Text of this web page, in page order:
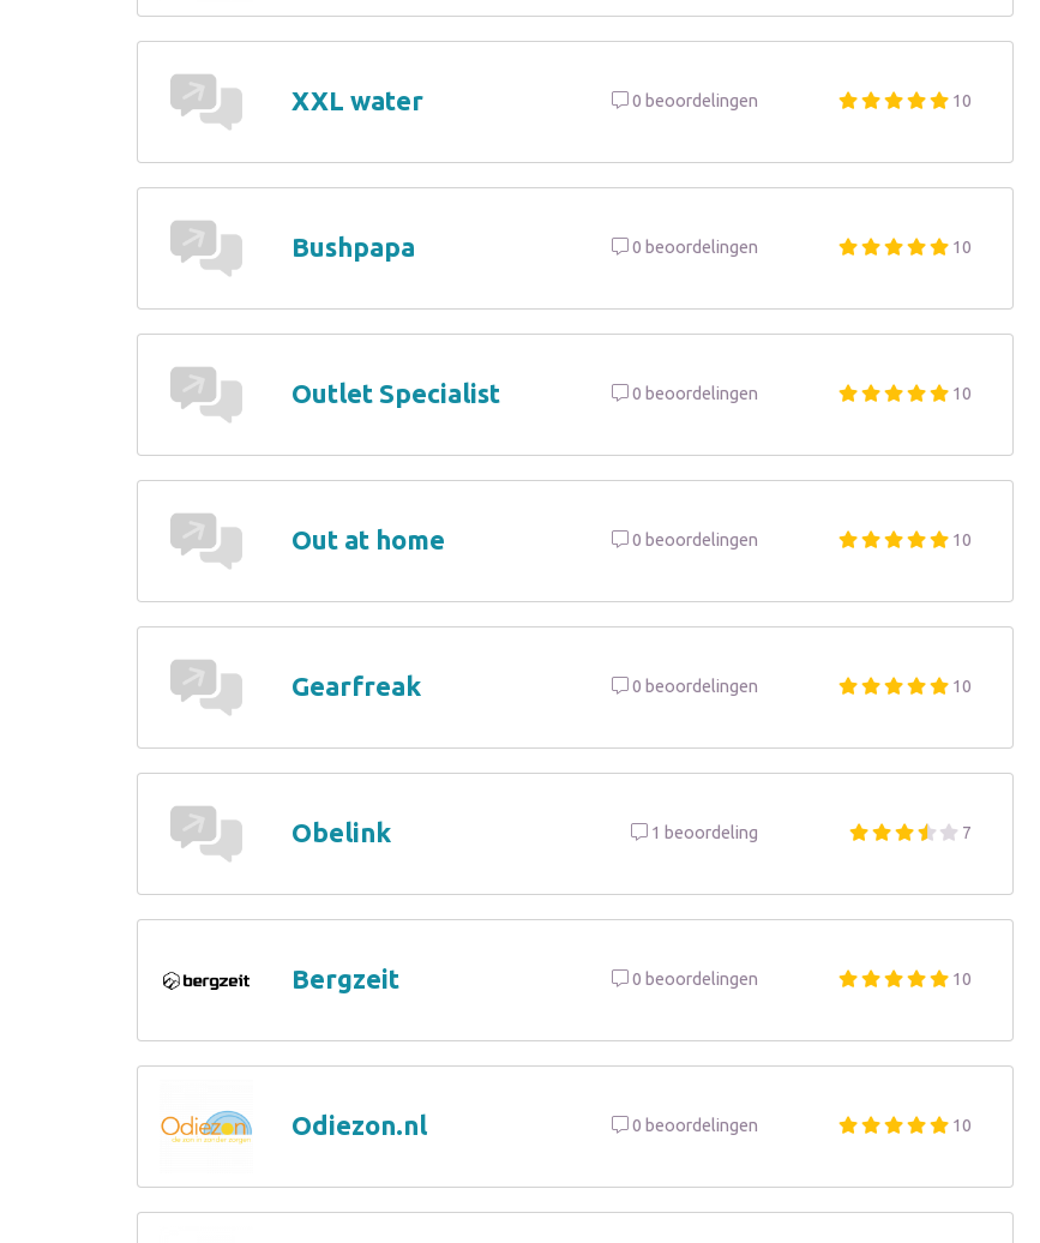
XXL water 0 beoordelingen 10
Bushpapa 0 beoordelingen 10
Outlet Specialist 0 beoordelingen 10
Out at home 0 beoordelingen 10
Gearfreak 0 beoordelingen 10
Obelink 1 beoordeling 7
Bergzeit 0 beoordelingen 10
Odiezon.nl 0 beoordelingen 10